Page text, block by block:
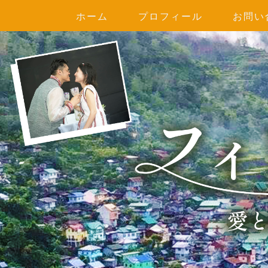
ホーム プロフィール お問い